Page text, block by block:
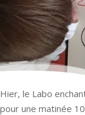
Hier, le Labo
pour une matinée